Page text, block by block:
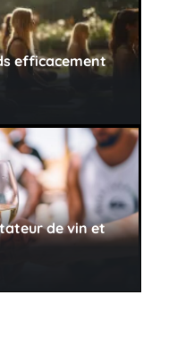
efficacement
de vin et